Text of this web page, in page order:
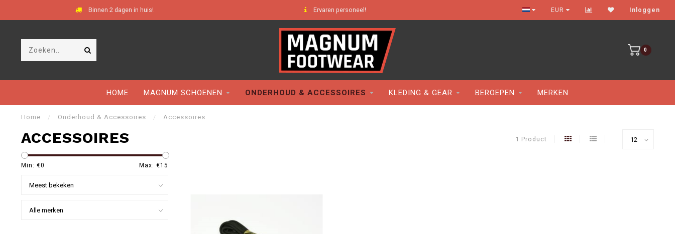
Binnen 2 dagen in huis! Ervaren personeel! Gratis verzenden vanaf €100
EUR Inloggen
0
HOME MAGNUM SCHOENEN ONDERHOUD & ACCESSOIRES KLEDING & GEAR BEROEPEN MERKEN
Home / Onderhoud & Accessoires / Accessoires
ACCESSOIRES 1 Product
Min: €0 Max: €15